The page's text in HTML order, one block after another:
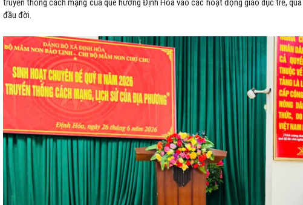
truyền thống cách mạng của quê hương Định Hóa vào các hoạt động giáo dục trẻ,
đầu đời.